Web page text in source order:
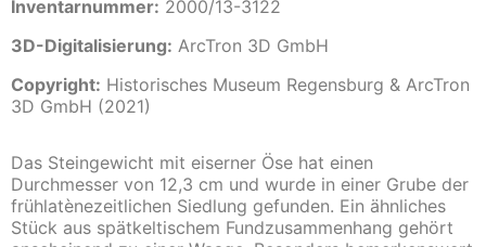
Inventarnummer: 2000/13-3122
3D-Digitalisierung: ArcTron 3D GmbH
Copyright: Historisches Museum Regensburg & ArcTron
3D GmbH (2021)
Das Steingewicht mit eiserner Öse hat einen
Durchmesser von 12,3 cm und wurde in einer Grube der
frühlatènezeitlichen Siedlung gefunden. Ein ähnliches
Stück aus spätkeltischem Fundzusammenhang gehört